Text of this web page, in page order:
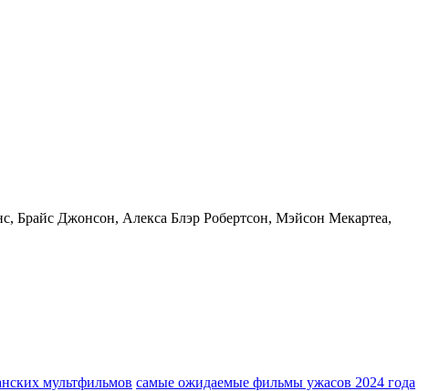
Брайс Джонсон, Алекса Блэр Робертсон, Мэйсон Мекартеа,
мультфильмов самые ожидаемые фильмы ужасов 2024 года